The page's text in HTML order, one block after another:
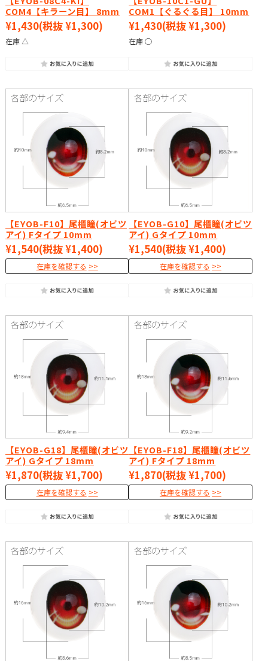
COM4【キラーン目】 8mm
¥1,430(税抜 ¥1,300)
在庫 △
COM1【ぐるぐる目】 10mm
¥1,430(税抜 ¥1,300)
在庫 ○
【EYOB-F10】尾櫃瞳(オビツ
アイ) Fタイプ 10mm
¥1,540(税抜 ¥1,400)
在庫を確認する
【EYOB-G10】尾櫃瞳(オビツ
アイ) Gタイプ 10mm
¥1,540(税抜 ¥1,400)
在庫を確認する
【EYOB-G18】尾櫃瞳(オビツ
アイ) Gタイプ 18mm
¥1,870(税抜 ¥1,700)
在庫を確認する
【EYOB-F18】尾櫃瞳(オビツ
アイ) Fタイプ 18mm
¥1,870(税抜 ¥1,700)
在庫を確認する